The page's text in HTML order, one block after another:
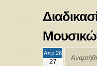
Απρ 26
27